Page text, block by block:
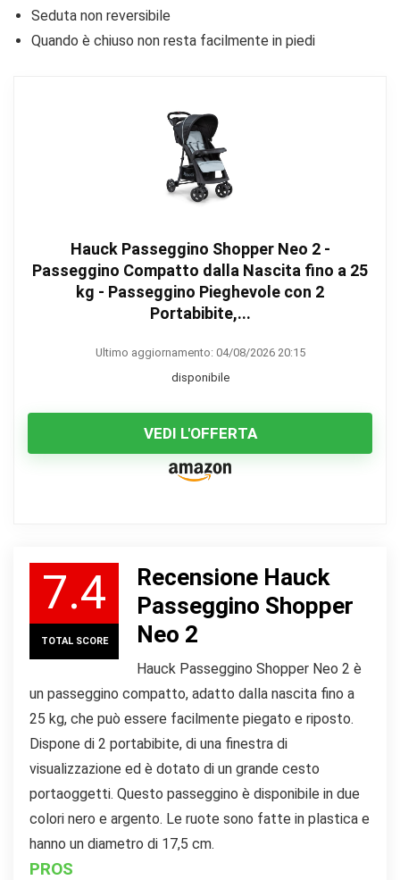
Seduta non reversibile
Quando è chiuso non resta facilmente in piedi
Hauck Passeggino Shopper Neo 2 -
Passeggino Compatto dalla Nascita fino a 25
kg - Passeggino Pieghevole con 2
Portabibite,...
Ultimo aggiornamento: 04/08/2026 20:15
disponibile
VEDI L'OFFERTA
7.4
TOTAL SCORE
Recensione Hauck
Passeggino Shopper
Neo 2
Hauck Passeggino Shopper Neo 2 è
un passeggino compatto, adatto dalla nascita fino a
25 kg, che può essere facilmente piegato e riposto.
Dispone di 2 portabibite, di una finestra di
visualizzazione ed è dotato di un grande cesto
portaoggetti. Questo passeggino è disponibile in due
colori nero e argento. Le ruote sono fatte in plastica e
hanno un diametro di 17,5 cm.
PROS